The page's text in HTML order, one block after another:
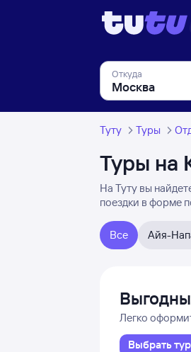
Откуда
Туту Туры
Туры на
На Туту вы
поездки в форме
Все Айя-
Легко
Выбрать тур